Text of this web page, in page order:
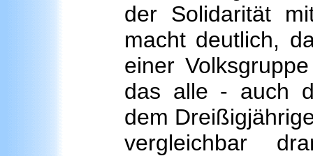
der Solidarität
macht deutlich,
einer
das alle - auch
dem
vergleichbar